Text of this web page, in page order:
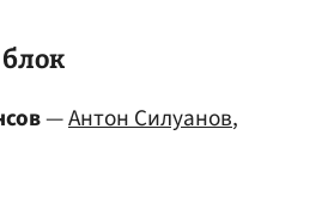
—Антон Силуанов,